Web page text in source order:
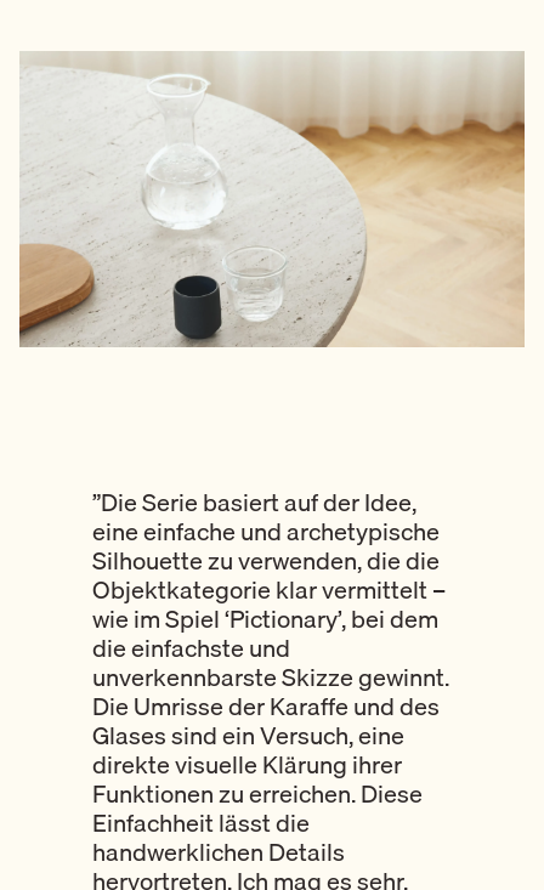
”Die Serie basiert auf der Idee,
eine einfache und archetypische
Silhouette zu verwenden, die die
Objektkategorie klar vermittelt –
wie im Spiel ‘Pictionary’, bei dem
die einfachste und
unverkennbarste Skizze gewinnt.
Die Umrisse der Karaffe und des
Glases sind ein Versuch, eine
direkte visuelle Klärung ihrer
Funktionen zu erreichen. Diese
Einfachheit lässt die
handwerklichen Details
hervortreten. Ich mag es sehr,